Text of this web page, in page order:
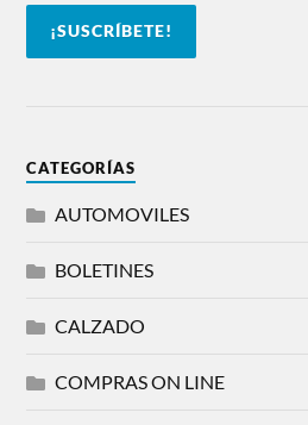
CATEGORÍAS
AUTOMOVILES
BOLETINES
CALZADO
COMPRAS ON LINE